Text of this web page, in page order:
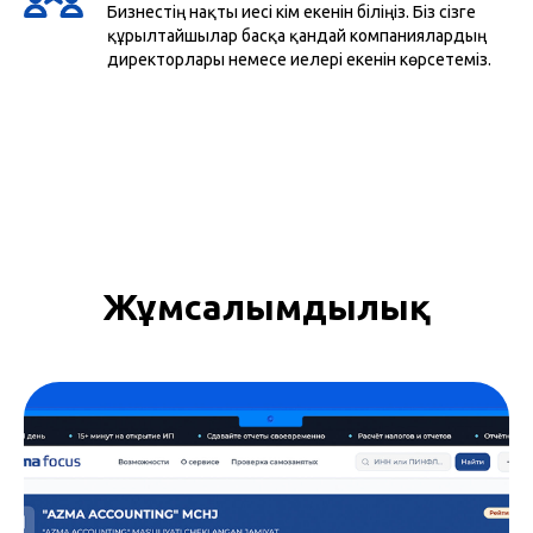
Бизнестің нақты иесі кім екенін біліңіз. Біз сізге
құрылтайшылар басқа қандай компаниялардың
директорлары немесе иелері екенін көрсетеміз.
Жұмсалымдылық